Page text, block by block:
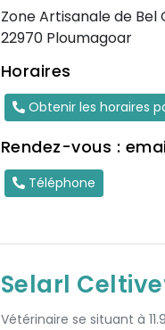
Zone Artisanale de Bel
22970 Ploumagoar
Horaires
Obtenir les horaires
Rendez-vous :
Téléphone
Selarl
Vétérinaire se situant à